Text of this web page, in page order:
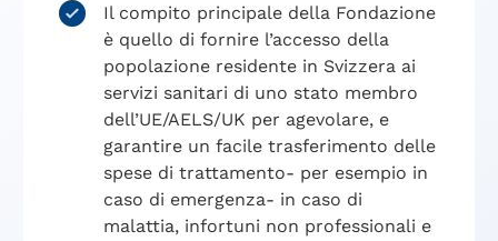
Il compito principale della Fondazione
è quello di fornire l’accesso della
popolazione residente in Svizzera ai
servizi sanitari di uno stato membro
dell’UE/AELS/UK per agevolare, e
garantire un facile trasferimento delle
spese di trattamento- per esempio in
caso di emergenza- in caso di
malattia, infortuni non professionali e